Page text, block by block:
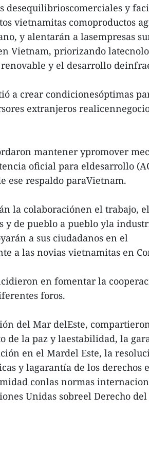
desequilibrioscomerciales y
vietnamitas comoproductos
y alentarán a lasempresas
Vietnam, priorizando
y el desarrollo
a crear condicionesóptimas
extranjeros
mantener ypromover
oficial para eldesarrollo
ese respaldo paraVietnam.
la colaboraciónen el trabajo,
y de pueblo a pueblo yla
a sus ciudadanos en el
a las novias vietnamitas en
en fomentar la
foros.
del Mar delEste,
de la paz y laestabilidad, la
en el Mardel Este, la
y lagarantía de los derechos
conlas normas
Unidas sobreel Derecho